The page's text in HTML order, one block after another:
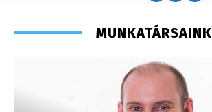
MUNKATÁRSAINK